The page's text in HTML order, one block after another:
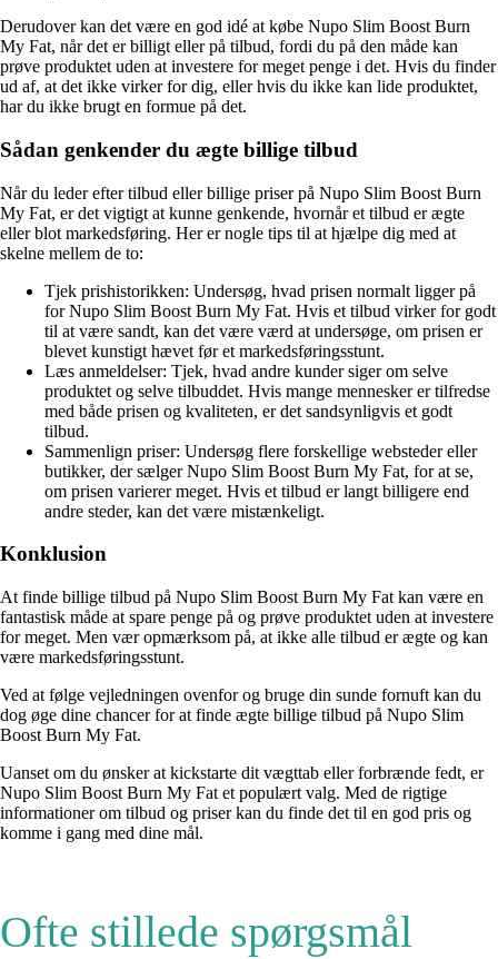
Derudover kan det være en god idé at købe Nupo Slim Boost Burn
My Fat, når det er billigt eller på tilbud, fordi du på den måde kan
prøve produktet uden at investere for meget penge i det. Hvis du finder
ud af, at det ikke virker for dig, eller hvis du ikke kan lide produktet,
har du ikke brugt en formue på det.
Sådan genkender du ægte billige tilbud
Når du leder efter tilbud eller billige priser på Nupo Slim Boost Burn
My Fat, er det vigtigt at kunne genkende, hvornår et tilbud er ægte
eller blot markedsføring. Her er nogle tips til at hjælpe dig med at
skelne mellem de to:
Tjek prishistorikken: Undersøg, hvad prisen normalt ligger på
for Nupo Slim Boost Burn My Fat. Hvis et tilbud virker for godt
til at være sandt, kan det være værd at undersøge, om prisen er
blevet kunstigt hævet før et markedsføringsstunt.
Læs anmeldelser: Tjek, hvad andre kunder siger om selve
produktet og selve tilbuddet. Hvis mange mennesker er tilfredse
med både prisen og kvaliteten, er det sandsynligvis et godt
tilbud.
Sammenlign priser: Undersøg flere forskellige websteder eller
butikker, der sælger Nupo Slim Boost Burn My Fat, for at se,
om prisen varierer meget. Hvis et tilbud er langt billigere end
andre steder, kan det være mistænkeligt.
Konklusion
At finde billige tilbud på Nupo Slim Boost Burn My Fat kan være en
fantastisk måde at spare penge på og prøve produktet uden at investere
for meget. Men vær opmærksom på, at ikke alle tilbud er ægte og kan
være markedsføringsstunt.
Ved at følge vejledningen ovenfor og bruge din sunde fornuft kan du
dog øge dine chancer for at finde ægte billige tilbud på Nupo Slim
Boost Burn My Fat.
Uanset om du ønsker at kickstarte dit vægttab eller forbrænde fedt, er
Nupo Slim Boost Burn My Fat et populært valg. Med de rigtige
informationer om tilbud og priser kan du finde det til en god pris og
komme i gang med dine mål.
Ofte stillede spørgsmål